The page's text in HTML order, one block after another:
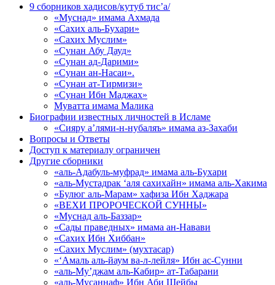
9 сборников хадисов/кутуб тис’а/
«Муснад» имама Ахмада
«Сахих аль-Бухари»
«Сахих Муслим»
«Сунан Абу Дауд»
«Сунан ад-Дарими»
«Сунан ан-Насаи».
«Сунан ат-Тирмизи»
«Сунан Ибн Маджах»
Муватта имама Малика
Биографии известных личностей в Исламе
«Сияру а’лями-н-нубаляъ» имама аз-Захаби
Вопросы и Ответы
Доступ к материалу ограничен
Другие сборники
«аль-Адабуль-муфрад» имама аль-Бухари
«аль-Мустадрак ‘аля сахихайн» имама аль-Хакима
«Булюг аль-Марам» хафиза Ибн Хаджара
«ВЕХИ ПРОРОЧЕСКОЙ СУННЫ»
«Муснад аль-Баззар»
«Сады праведных» имама ан-Навави
«Сахих Ибн Хиббан»
«Сахих Муслим» (мухтасар)
«‘Амаль аль-йаум ва-л-лейля» Ибн ас-Сунни
«аль-Му’джам аль-Кабир» ат-Табарани
«аль-Мусаннаф» Ибн Аби Шейбы